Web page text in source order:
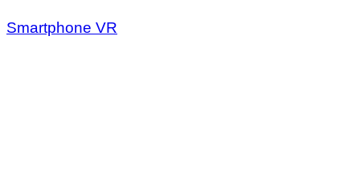
Smartphone VR